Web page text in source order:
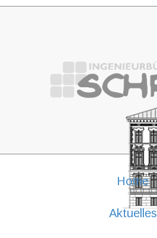
Home
Aktuelles